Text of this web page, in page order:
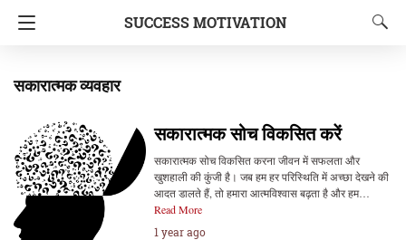
SUCCESS MOTIVATION
सकारात्मक व्यवहार
सकारात्मक सोच विकसित करें
सकारात्मक सोच विकसित करना जीवन में सफलता और
खुशहाली की कुंजी है। जब हम हर परिस्थिति में अच्छा देखने की
आदत डालते हैं, तो हमारा आत्मविश्वास बढ़ता है और हम…
Read More
1 year ago